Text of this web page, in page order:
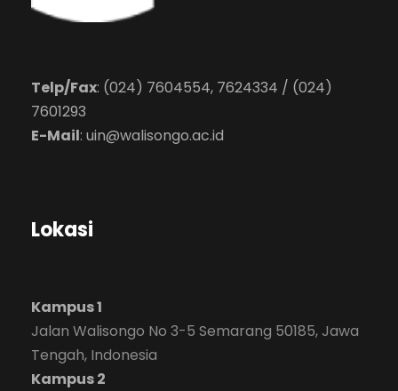
Telp/Fax: (024) 7604554, 7624334 / (024)
7601293
E-Mail: uin@walisongo.ac.id
Lokasi
Kampus 1
Jalan Walisongo No 3-5 Semarang 50185, Jawa
Tengah, Indonesia
Kampus 2